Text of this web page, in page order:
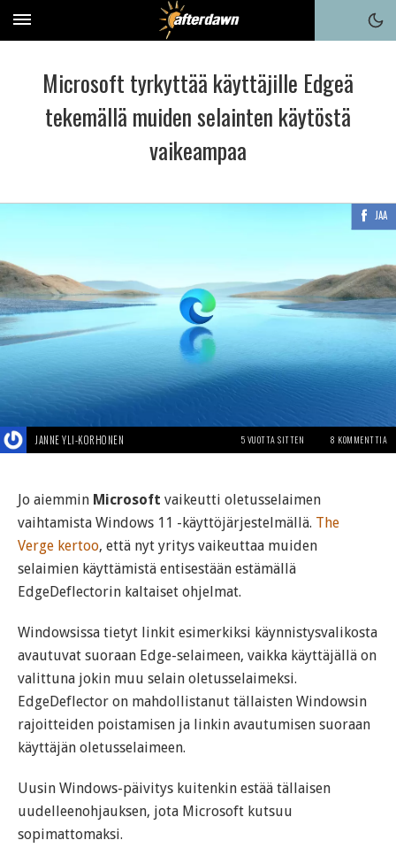
Microsoft tyrkyttää käyttäjille Edgeä
tekemällä muiden selainten käytöstä
vaikeampaa
JAA
JANNE YLI-KORHONEN 5 VUOTTA SITTEN 8 KOMMENTTIA
Jo aiemmin Microsoft vaikeutti oletusselaimen
vaihtamista Windows 11 -käyttöjärjestelmällä. The
Verge kertoo, että nyt yritys vaikeuttaa muiden
selaimien käyttämistä entisestään estämällä
EdgeDeflectorin kaltaiset ohjelmat.
Windowsissa tietyt linkit esimerkiksi käynnistysvalikosta
avautuvat suoraan Edge-selaimeen, vaikka käyttäjällä on
valittuna jokin muu selain oletusselaimeksi.
EdgeDeflector on mahdollistanut tällaisten Windowsin
rajoitteiden poistamisen ja linkin avautumisen suoraan
käyttäjän oletusselaimeen.
Uusin Windows-päivitys kuitenkin estää tällaisen
uudelleenohjauksen, jota Microsoft kutsuu
sopimattomaksi.